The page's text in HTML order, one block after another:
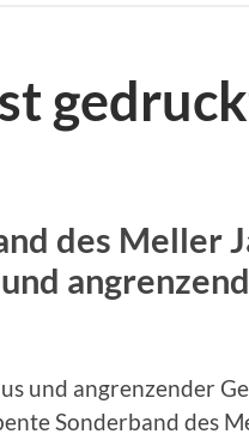
des Meller
und angrenzender
Sonderband des